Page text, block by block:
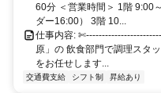
60分 ＜営業時間＞ 1階 9:00
ダー16:00） 3階 10...
仕事内容:
原」の 飲食部門で調理スタ
をお任せします...
交通費支給 シフト制 昇給あり